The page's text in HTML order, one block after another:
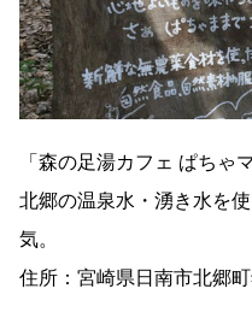
「森の足湯カフェ ぱちゃ
北郷の温泉水・湧き水を
気。
住所：宮崎県日南市北郷